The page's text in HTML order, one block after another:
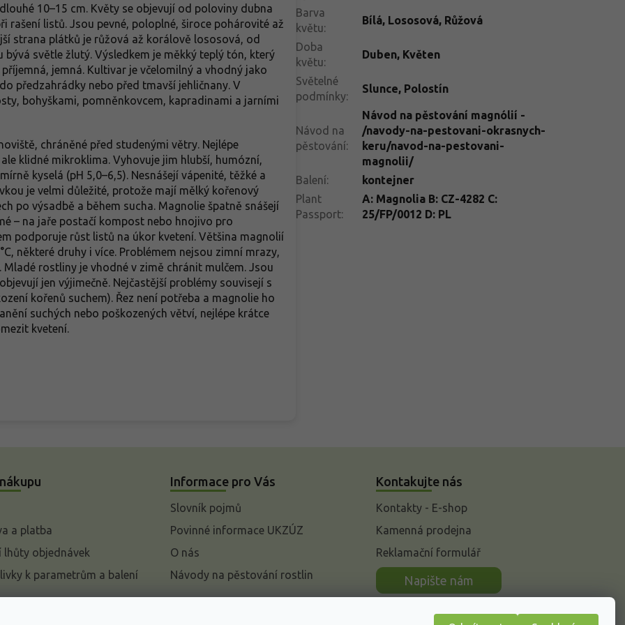
10–15 cm. Květy se objevují od poloviny dubna
listů. Jsou pevné, poloplné, široce pohárovité až
strana plátků je růžová až korálově lososová, od
světle žlutý. Výsledkem je měkký teplý tón, který
jemná. Kultivar je včelomilný a vhodný jako
předzahrádky nebo před tmavší jehličnany. V
bohyškami, pomněnkovcem, kapradinami a jarními
chráněné před studenými větry. Nejlépe
klidné mikroklima. Vyhovuje jim hlubší, humózní,
kyselá (pH 5,0–6,5). Nesnášejí vápenité, těžké a
je velmi důležité, protože mají mělký kořenový
po výsadbě a během sucha. Magnolie špatně snášejí
– na jaře postačí kompost nebo hnojivo pro
podporuje růst listů na úkor kvetení. Většina magnolií
některé druhy i více. Problémem nejsou zimní mrazy,
rostliny je vhodné v zimě chránit mulčem. Jsou
jen výjimečně. Nejčastější problémy souvisejí s
kořenů suchem). Řez není potřeba a magnolie ho
suchých nebo poškozených větví, nejlépe krátce
kvetení.
Barva
květu:
Bílá, Lososová, Růžová
Doba
květu:
Duben, Květen
Světelné
podmínky:
Slunce, Polostín
Návod na
pěstování:
Návod na pěstování magnólií -
/navody-na-pestovani-okrasnych-
keru/navod-na-pestovani-
magnolii/
Balení:
kontejner
Plant
Passport:
A: Magnolia B: CZ-4282 C:
25/FP/0012 D: PL
a platba
lhůty objednávek
k parametrům a balení
Informace pro Vás
Slovník pojmů
Povinné informace UKZÚZ
O nás
Návody na pěstování rostlin
Kontakujte nás
Kontakty - E-shop
Kamenná prodejna
Reklamační formulář
Napište nám